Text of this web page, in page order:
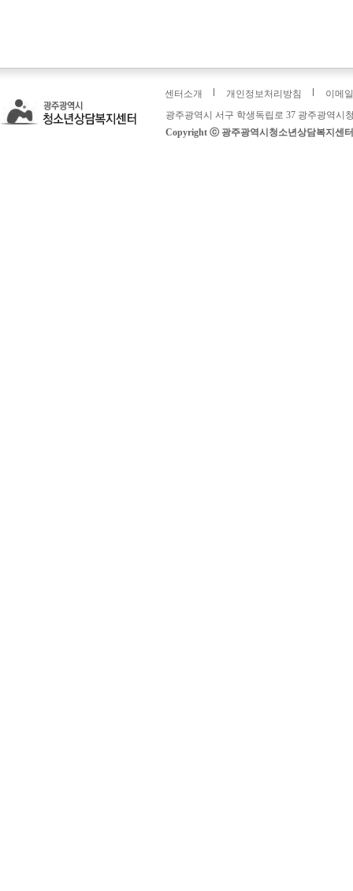
센터소개 개인정보처리방침
이메
광주광역시 서구 학생독립로 37 광주광역시
Copyright ⓒ 광주광역시청소년상담복지센